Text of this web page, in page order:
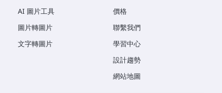
AI 圖片工具
圖片轉圖片
文字轉圖片
價格
聯繫我們
學習中心
設計趨勢
網站地圖